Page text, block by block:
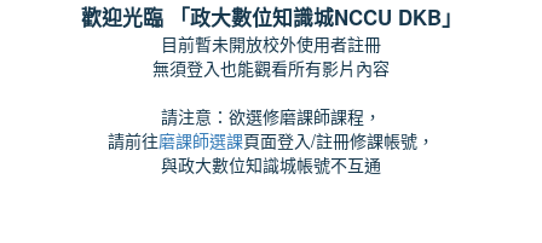
歡迎光臨 「政大數位知識城NCCU DKB」
目前暫未開放校外使用者註冊
無須登入也能觀看所有影片內容
請注意：欲選修磨課師課程，
請前往磨課師選課頁面登入/註冊修課帳號，
與政大數位知識城帳號不互通